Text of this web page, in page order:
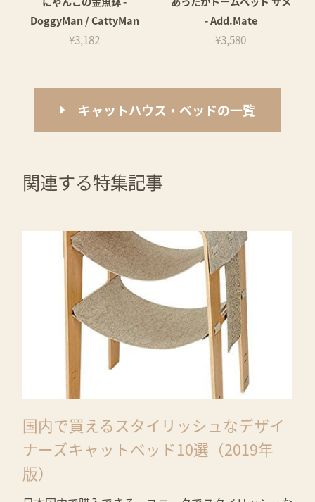
DoggyMan / CattyMan
¥3,182
- Add.Mate
¥3,580
キャットハウス・ベッドの一覧
関連する特集記事
国内で買えるスタイリッシュなデザイ
ナーズキャットベッド10選（2019年
版）